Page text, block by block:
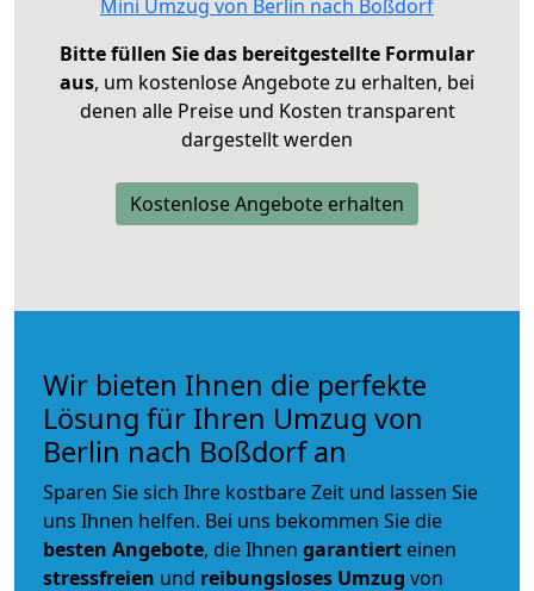
Mini Umzug von Berlin nach Boßdorf
Bitte füllen Sie das bereitgestellte Formular
aus, um kostenlose Angebote zu erhalten, bei
denen alle Preise und Kosten transparent
dargestellt werden
Kostenlose Angebote erhalten
Wir bieten Ihnen die perfekte
Lösung für Ihren Umzug von
Berlin nach Boßdorf an
Sparen Sie sich Ihre kostbare Zeit und lassen Sie
uns Ihnen helfen. Bei uns bekommen Sie die
besten Angebote, die Ihnen garantiert einen
stressfreien und reibungsloses Umzug von